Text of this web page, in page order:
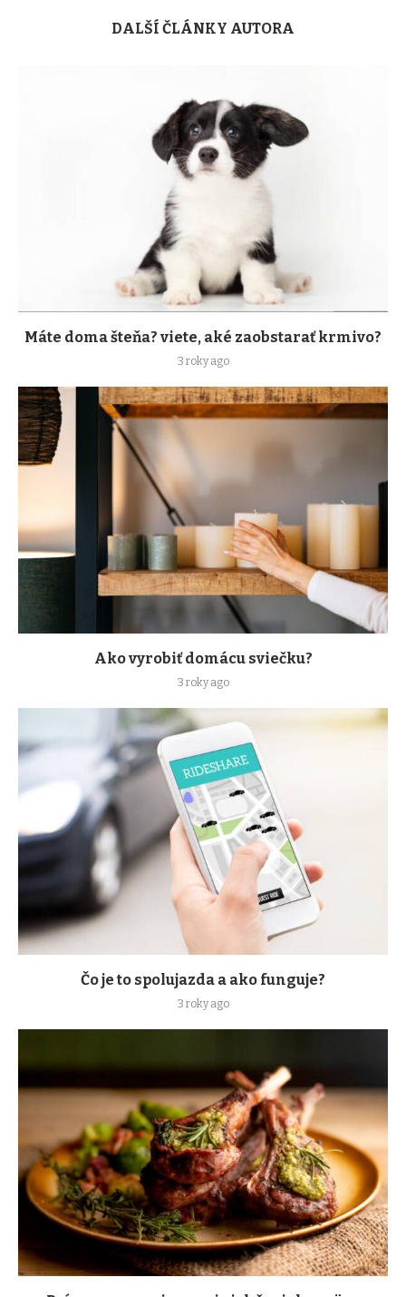
DALŠÍ ČLÁNKY AUTORA
Máte doma šteňa? viete, aké zaobstarať krmivo?
3 roky ago
Ako vyrobiť domácu sviečku?
3 roky ago
Čo je to spolujazda a ako funguje?
3 roky ago